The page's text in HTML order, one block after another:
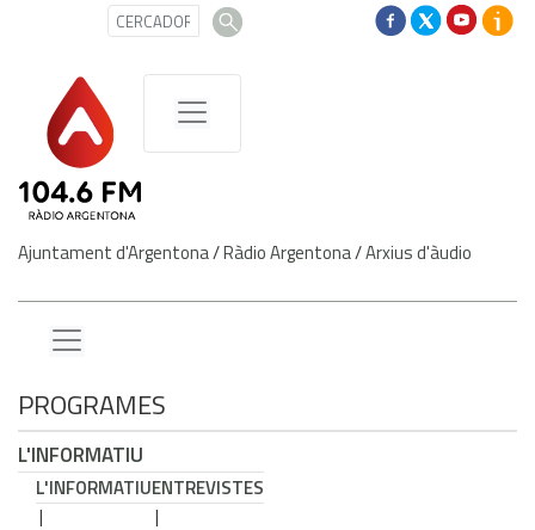
Ajuntament d'Argentona/Ràdio Argentona/Arxius d'àudio
PROGRAMES
L'INFORMATIU
L'INFORMATIUENTREVISTES